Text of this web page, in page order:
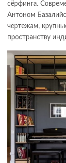
сёрфинга.
Антоном
чертежам,
пространству